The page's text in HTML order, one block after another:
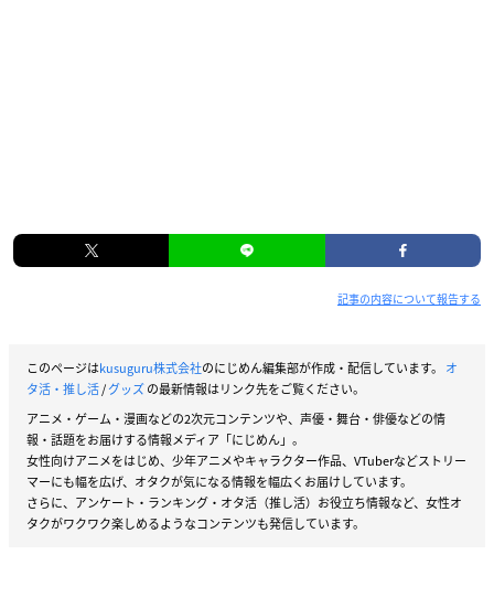
記事の内容について報告する
このページはkusuguru株式会社のにじめん編集部が作成・配信しています。 オ
タ活・推し活/グッズの最新情報はリンク先をご覧ください。
アニメ・ゲーム・漫画などの2次元コンテンツや、声優・舞台・俳優などの情
報・話題をお届けする情報メディア「にじめん」。
女性向けアニメをはじめ、少年アニメやキャラクター作品、VTuberなどストリー
マーにも幅を広げ、オタクが気になる情報を幅広くお届けしています。
さらに、アンケート・ランキング・オタ活（推し活）お役立ち情報など、女性オ
タクがワクワク楽しめるようなコンテンツも発信しています。